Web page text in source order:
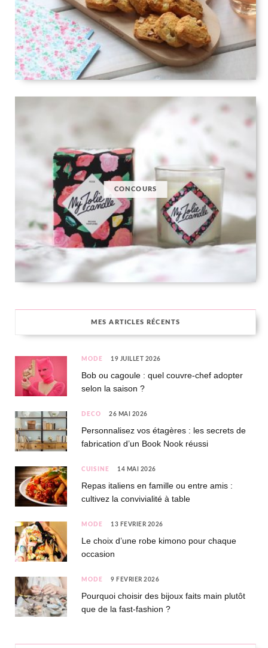
CONCOURS
MES ARTICLES RÉCENTS
MODE 19 JUILLET 2026
Bob ou cagoule : quel couvre-chef adopter
selon la saison ?
DÉCO 26 MAI 2026
Personnalisez vos étagères : les secrets de
fabrication d’un Book Nook réussi
CUISINE 14 MAI 2026
Repas italiens en famille ou entre amis :
cultivez la convivialité à table
MODE 13 FÉVRIER 2026
Le choix d’une robe kimono pour chaque
occasion
MODE 9 FÉVRIER 2026
Pourquoi choisir des bijoux faits main plutôt
que de la fast-fashion ?